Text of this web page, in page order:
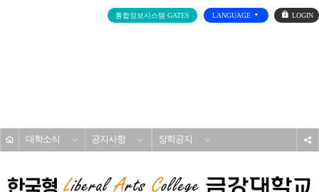
통합정보시스템 GATES LANGUAGE
로
그
대학소식 공지사항 장학공지